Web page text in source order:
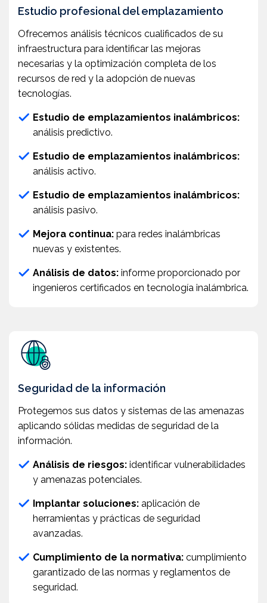
Estudio profesional del emplazamiento
Ofrecemos análisis técnicos cualificados de su
infraestructura para identificar las mejoras
necesarias y la optimización completa de los
recursos de red y la adopción de nuevas
tecnologías.
Estudio de emplazamientos inalámbricos:
análisis predictivo.
Estudio de emplazamientos inalámbricos:
análisis activo.
Estudio de emplazamientos inalámbricos:
análisis pasivo.
Mejora continua: para redes inalámbricas
nuevas y existentes.
Análisis de datos: informe proporcionado por
ingenieros certificados en tecnología inalámbrica.
Seguridad de la información
Protegemos sus datos y sistemas de las amenazas
aplicando sólidas medidas de seguridad de la
información.
Análisis de riesgos: identificar vulnerabilidades
y amenazas potenciales.
Implantar soluciones: aplicación de
herramientas y prácticas de seguridad
avanzadas.
Cumplimiento de la normativa: cumplimiento
garantizado de las normas y reglamentos de
seguridad.